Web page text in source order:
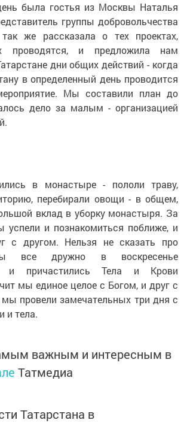
была гостья из Москвы Наталья
группы добровольчества
же рассказала о тех проектах,
проводятся, и предложила нам
дни общих действий - когда
в определенный день проводится
Мы составили план до
дело за малым - организацией
в монастыре - пололи траву,
перебирали овощи - в общем,
вклад в уборку монастыря. За
успели и познакомиться поближе, и
с другом. Нельзя не сказать про
все дружно в воскресенье
и причастились Тела и Крови
мы единое целое с Богом, и друг с
провели замечательных три дня с
и тела.
важным и интересным в
Татмедиа
Татарстана в